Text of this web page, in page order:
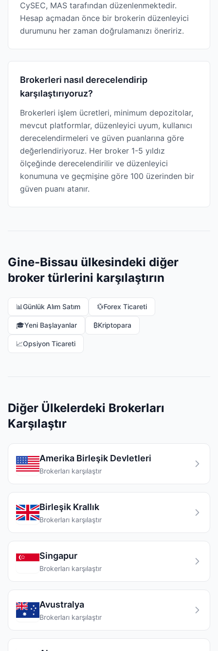
CySEC, MAS tarafından düzenlenmektedir.
Hesap açmadan önce bir brokerin düzenleyici
durumunu her zaman doğrulamanızı öneririz.
Brokerleri nasıl derecelendirip
karşılaştırıyoruz?
Brokerleri işlem ücretleri, minimum depozitolar,
mevcut platformlar, düzenleyici uyum, kullanıcı
derecelendirmeleri ve güven puanlarına göre
değerlendiriyoruz. Her broker 1-5 yıldız
ölçeğinde derecelendirilir ve düzenleyici
konumuna ve geçmişine göre 100 üzerinden bir
güven puanı atanır.
Gine-Bissau ülkesindeki diğer
broker türlerini karşılaştırın
📊Günlük Alım Satım 💱Forex Ticareti
🎓Yeni Başlayanlar ₿Kriptopara
📈Opsiyon Ticareti
Diğer Ülkelerdeki Brokerları
Karşılaştır
Amerika Birleşik Devletleri
Brokerları karşılaştır
Birleşik Krallık
Brokerları karşılaştır
Singapur
Brokerları karşılaştır
Avustralya
Brokerları karşılaştır